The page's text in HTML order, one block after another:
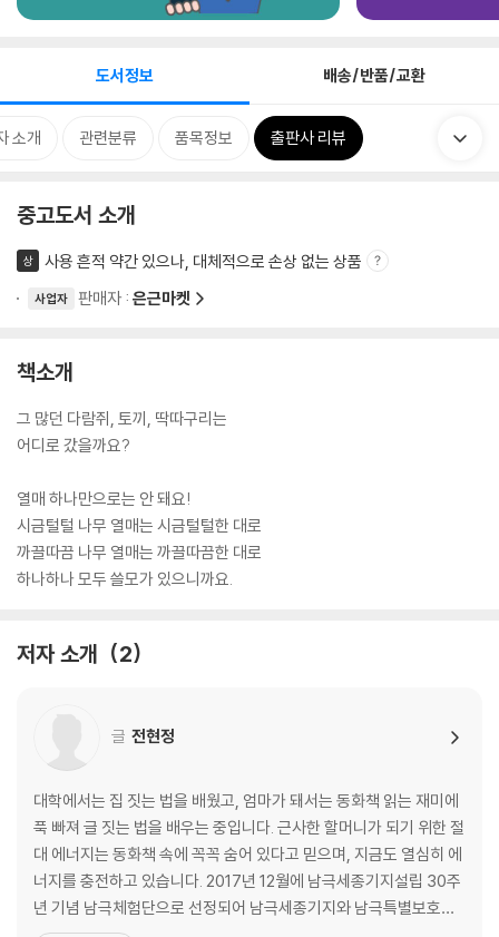
도서정보 배송/반품/교환
소개 관련분류 품목정보 출판사 리뷰
중고도서 소개
상 사용 흔적 약간 있으나, 대체적으로 손상 없는 상품
사업자 판매자 : 은근마켓
책소개
그 많던 다람쥐, 토끼, 딱따구리는
어디로 갔을까요?
열매 하나만으로는 안 돼요!
시금털털 나무 열매는 시금털털한 대로
까끌따끔 나무 열매는 까끌따끔한 대로
하나하나 모두 쓸모가 있으니까요.
저자 소개 2
글 전현정
대학에서는 집 짓는 법을 배웠고, 엄마가 돼서는 동화책 읽는 재미에
푹 빠져 글 짓는 법을 배우는 중입니다. 근사한 할머니가 되기 위한 절
대 에너지는 동화책 속에 꼭꼭 숨어 있다고 믿으며, 지금도 열심히 에
너지를 충전하고 있습니다. 2017년 12월에 남극세종기지설립 30주
년 기념 남극체험단으로 선정되어 남극세종기지와 남극특별보호구